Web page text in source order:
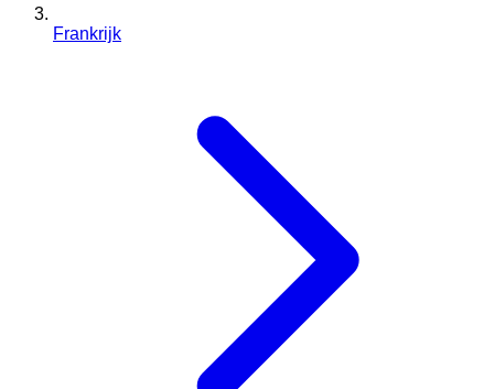
Frankrijk